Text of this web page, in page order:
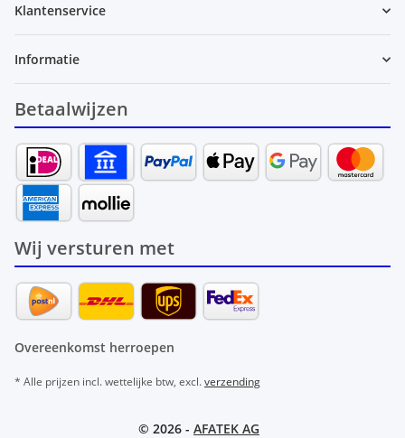
Klantenservice
Informatie
Betaalwijzen
Wij versturen met
Overeenkomst herroepen
* Alle prijzen incl. wettelijke btw, excl.verzending
© 2026 - AFATEK AG